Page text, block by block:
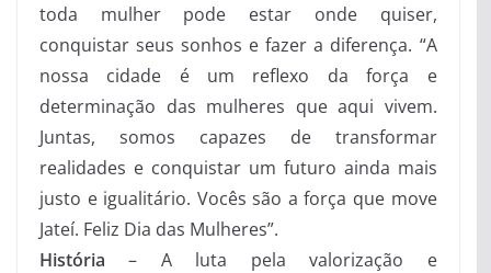
toda mulher pode estar onde quiser,
conquistar seus sonhos e fazer a diferença. “A
nossa cidade é um reflexo da força e
determinação das mulheres que aqui vivem.
Juntas, somos capazes de transformar
realidades e conquistar um futuro ainda mais
justo e igualitário. Vocês são a força que move
Jateí. Feliz Dia das Mulheres”.
História – A luta pela valorização e